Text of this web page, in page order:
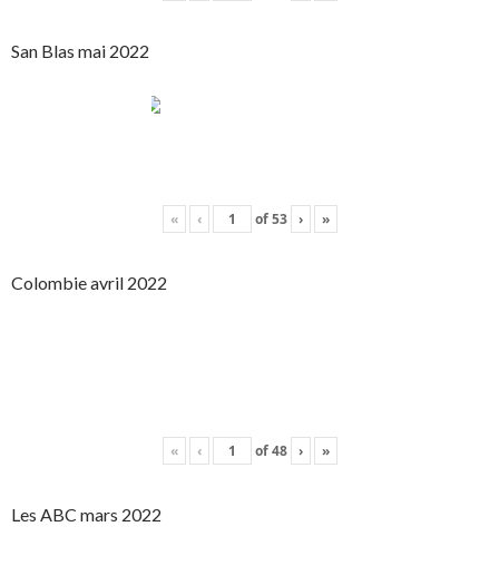
San Blas mai 2022
« ‹ of53 › »
Colombie avril 2022
« ‹ of48 › »
Les ABC mars 2022